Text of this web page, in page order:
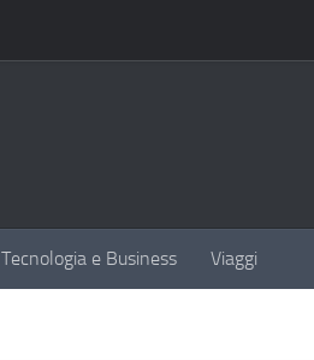
Tecnologia e Business Viaggi